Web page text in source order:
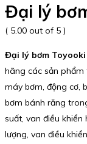
Đại lý
( 5.00 out of 5 )
Đại lý bơm
hãng các sản phẩm
máy bơm, động cơ,
bơm bánh răng
suất, van điều khiển
lượng, van điều